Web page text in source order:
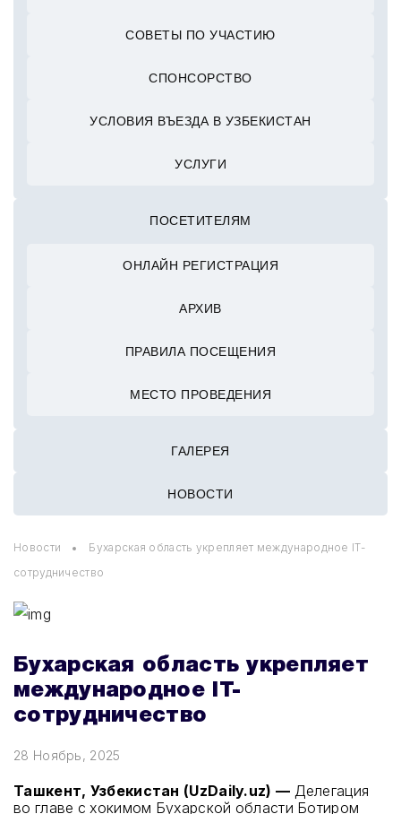
СОВЕТЫ ПО УЧАСТИЮ
СПОНСОРСТВО
УСЛОВИЯ ВЪЕЗДА В УЗБЕКИСТАН
УСЛУГИ
ПОСЕТИТЕЛЯМ
ОНЛАЙН РЕГИСТРАЦИЯ
АРХИВ
ПРАВИЛА ПОСЕЩЕНИЯ
МЕСТО ПРОВЕДЕНИЯ
ГАЛЕРЕЯ
НОВОСТИ
Новости
Бухарская область укрепляет международное IT-
сотрудничество
Бухарская область укрепляет
международное IT-
сотрудничество
28 Ноябрь, 2025
Ташкент, Узбекистан (UzDaily.uz) — Делегация
во главе с хокимом Бухарской области Ботиром